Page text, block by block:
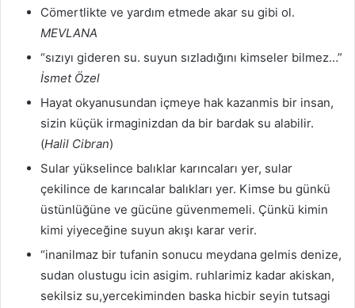
Cömertlikte ve yardım etmede akar su gibi ol.
MEVLANA
“sızıyı gideren su. suyun sızladığını kimseler bilmez…”
İsmet Özel
Hayat okyanusundan içmeye hak kazanmis bir insan,
sizin küçük irmaginizdan da bir bardak su alabilir.
(Halil Cibran)
Sular yükselince balıklar karıncaları yer, sular
çekilince de karıncalar balıkları yer. Kimse bu günkü
üstünlüğüne ve gücüne güvenmemeli. Çünkü kimin
kimi yiyeceğine suyun akışı karar verir.
“inanilmaz bir tufanin sonucu meydana gelmis denize,
sudan olustugu icin asigim. ruhlarimiz kadar akiskan,
sekilsiz su,yercekiminden baska hicbir seyin tutsagi